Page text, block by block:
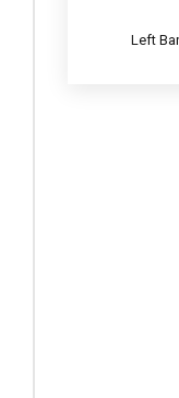
Left